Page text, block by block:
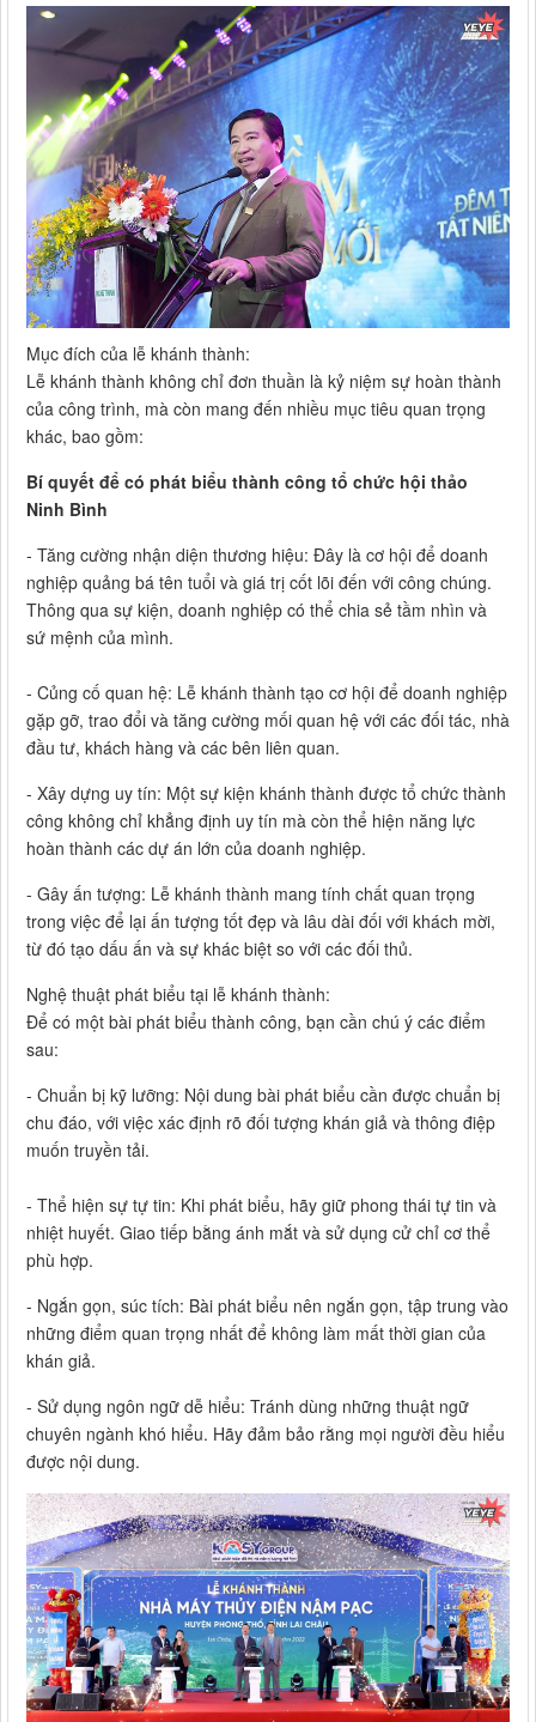
Mục đích của lễ khánh thành:
Lễ khánh thành không chỉ đơn thuần là kỷ niệm sự hoàn thành
của công trình, mà còn mang đến nhiều mục tiêu quan trọng
khác, bao gồm:
Bí quyết để có phát biểu thành công tổ chức hội thảo
Ninh Bình
- Tăng cường nhận diện thương hiệu: Đây là cơ hội để doanh
nghiệp quảng bá tên tuổi và giá trị cốt lõi đến với công chúng.
Thông qua sự kiện, doanh nghiệp có thể chia sẻ tầm nhìn và
sứ mệnh của mình.
- Củng cố quan hệ: Lễ khánh thành tạo cơ hội để doanh nghiệp
gặp gỡ, trao đổi và tăng cường mối quan hệ với các đối tác, nhà
đầu tư, khách hàng và các bên liên quan.
- Xây dựng uy tín: Một sự kiện khánh thành được tổ chức thành
công không chỉ khẳng định uy tín mà còn thể hiện năng lực
hoàn thành các dự án lớn của doanh nghiệp.
- Gây ấn tượng: Lễ khánh thành mang tính chất quan trọng
trong việc để lại ấn tượng tốt đẹp và lâu dài đối với khách mời,
từ đó tạo dấu ấn và sự khác biệt so với các đối thủ.
Nghệ thuật phát biểu tại lễ khánh thành:
Để có một bài phát biểu thành công, bạn cần chú ý các điểm
sau:
- Chuẩn bị kỹ lưỡng: Nội dung bài phát biểu cần được chuẩn bị
chu đáo, với việc xác định rõ đối tượng khán giả và thông điệp
muốn truyền tải.
- Thể hiện sự tự tin: Khi phát biểu, hãy giữ phong thái tự tin và
nhiệt huyết. Giao tiếp bằng ánh mắt và sử dụng cử chỉ cơ thể
phù hợp.
- Ngắn gọn, súc tích: Bài phát biểu nên ngắn gọn, tập trung vào
những điểm quan trọng nhất để không làm mất thời gian của
khán giả.
- Sử dụng ngôn ngữ dễ hiểu: Tránh dùng những thuật ngữ
chuyên ngành khó hiểu. Hãy đảm bảo rằng mọi người đều hiểu
được nội dung.